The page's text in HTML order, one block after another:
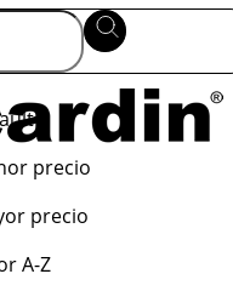
precio
precio
A-Z